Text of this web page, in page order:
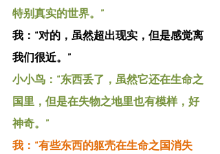
特别真实的世界。”
我：“对的，虽然超出现实，但是感觉离
我们很近。”
小小鸟：“东西丢了，虽然它还在生命之
国里，但是在失物之地里也有模样，好
神奇。”
我：“有些东西的躯壳在生命之国消失